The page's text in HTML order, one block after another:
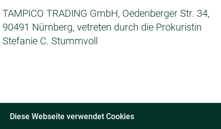
TAMPICO TRADING GmbH, Oedenberger Str. 34,
90491 Nürnberg, vetreten durch die Prokuristin
Stefanie C. Stummvoll
Diese Webseite verwendet Cookies